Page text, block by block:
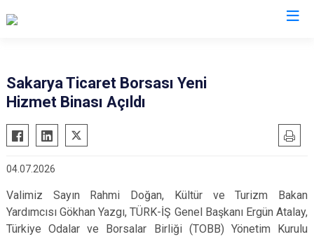
Sakarya Ticaret Borsası Yeni
Hizmet Binası Açıldı
04.07.2026
Valimiz Sayın Rahmi Doğan, Kültür ve Turizm Bakan
Yardımcısı Gökhan Yazgı, TÜRK-İŞ Genel Başkanı Ergün Atalay,
Türkiye Odalar ve Borsalar Birliği (TOBB) Yönetim Kurulu